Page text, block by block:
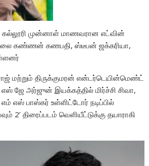
முன்னாள் மாணவரான எட்வின்
கண்ணன் கணபதி, ஸ்டீபன் ஜக்கரியா,
மற்றும் திருக்குமரன் என்டர்டெயின்மெண்ட்
எஸ் ஜே அர்ஜுன் இயக்கத்தில் மிர்ச்சி சிவா,
எஸ் பாஸ்கர் உள்ளிட்டோர் நடிப்பில்
2’ திரைப்படம் வெளியீட்டுக்கு தயாராகி